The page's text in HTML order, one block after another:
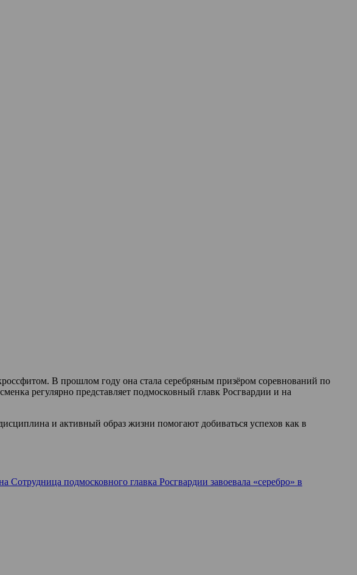
В прошлом году она стала серебряным призёром соревнований по
регулярно представляет подмосковный главк Росгвардии и на
и активный образ жизни помогают добиваться успехов как в
Сотрудница подмосковного главка Росгвардии завоевала «серебро» в